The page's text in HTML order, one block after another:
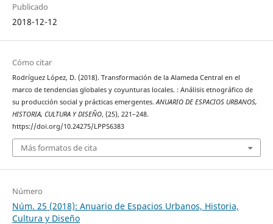
Publicado
2018-12-12
Cómo citar
Rodríguez López, D. (2018). Transformación de la Alameda Central en el
marco de tendencias globales y coyunturas locales. : Análisis etnográfico de
su producción social y prácticas emergentes.ANUARIO DE ESPACIOS URBANOS,
HISTORIA, CULTURA Y DISEÑO, (25), 221–248.
https://doi.org/10.24275/LPPS6383
Más formatos de cita
Número
Núm. 25 (2018): Anuario de Espacios Urbanos, Historia,
Cultura y Diseño